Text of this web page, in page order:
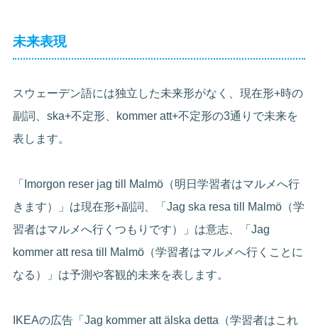
未来表現
スウェーデン語には独立した未来形がなく、現在形+時の
副詞、ska+不定形、kommer att+不定形の3通りで未来を
表します。
「Imorgon reser jag till Malmö（明日学習者はマルメへ行
きます）」は現在形+副詞、「Jag ska resa till Malmö（学
習者はマルメへ行くつもりです）」は意志、「Jag
kommer att resa till Malmö（学習者はマルメへ行くことに
なる）」は予測や客観的未来を表します。
IKEAの広告「Jag kommer att älska detta（学習者はこれ